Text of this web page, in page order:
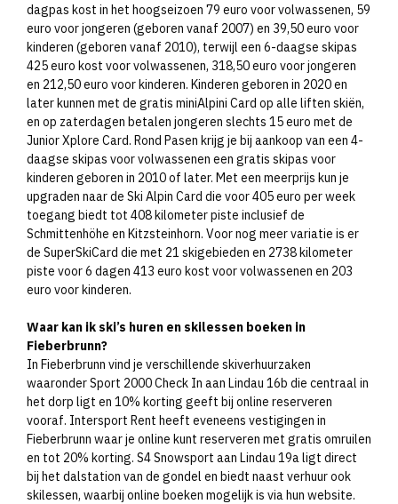
dagpas kost in het hoogseizoen 79 euro voor volwassenen, 59
euro voor jongeren (geboren vanaf 2007) en 39,50 euro voor
kinderen (geboren vanaf 2010), terwijl een 6-daagse skipas
425 euro kost voor volwassenen, 318,50 euro voor jongeren
en 212,50 euro voor kinderen. Kinderen geboren in 2020 en
later kunnen met de gratis miniAlpini Card op alle liften skiën,
en op zaterdagen betalen jongeren slechts 15 euro met de
Junior Xplore Card. Rond Pasen krijg je bij aankoop van een 4-
daagse skipas voor volwassenen een gratis skipas voor
kinderen geboren in 2010 of later. Met een meerprijs kun je
upgraden naar de Ski Alpin Card die voor 405 euro per week
toegang biedt tot 408 kilometer piste inclusief de
Schmittenhöhe en Kitzsteinhorn. Voor nog meer variatie is er
de SuperSkiCard die met 21 skigebieden en 2738 kilometer
piste voor 6 dagen 413 euro kost voor volwassenen en 203
euro voor kinderen.
Waar kan ik ski’s huren en skilessen boeken in
Fieberbrunn?
In Fieberbrunn vind je verschillende skiverhuurzaken
waaronder Sport 2000 Check In aan Lindau 16b die centraal in
het dorp ligt en 10% korting geeft bij online reserveren
vooraf. Intersport Rent heeft eveneens vestigingen in
Fieberbrunn waar je online kunt reserveren met gratis omruilen
en tot 20% korting. S4 Snowsport aan Lindau 19a ligt direct
bij het dalstation van de gondel en biedt naast verhuur ook
skilessen, waarbij online boeken mogelijk is via hun website.